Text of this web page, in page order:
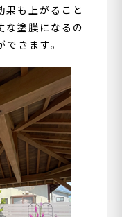
果も上がること
な塗膜になるの
きます。